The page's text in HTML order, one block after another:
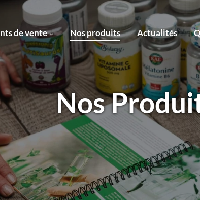
de vente Nos produits Actualités
Revendeurs
en ligne ›
Nos